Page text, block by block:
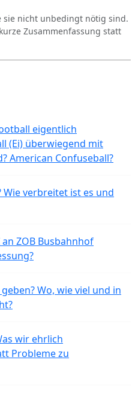
sie nicht unbedingt nötig sind.
Zusammenfassung statt
eigentlich
(Ei) überwiegend mit
American Confuseball?
verbreitet ist es und
ZOB Busbahnhof
Wo, wie viel und in
wir ehrlich
Probleme zu